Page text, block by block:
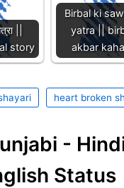
||
story
Birbal ki
yatra ||
akbar
heart broken
-
Status